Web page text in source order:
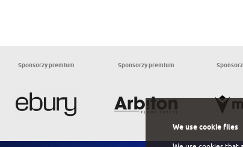
Sponsorzy premium Sponsorzy premium
We use cookie files